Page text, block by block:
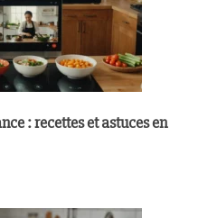
: recettes et astuces en